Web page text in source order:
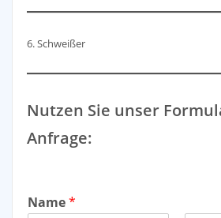
6. Schweißer
Nutzen Sie unser
Anfrage:
Name*